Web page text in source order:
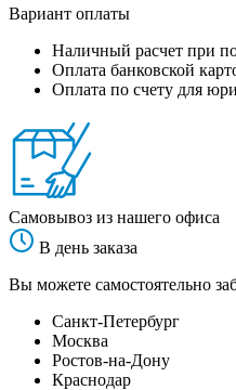
Вариант оплаты
Наличный расчет при
Оплата банковской
Оплата по счету для
Самовывоз из нашего офиса
В день заказа
Вы можете самостоятельно
Санкт-Петербург
Москва
Ростов-на-Дону
Краснодар